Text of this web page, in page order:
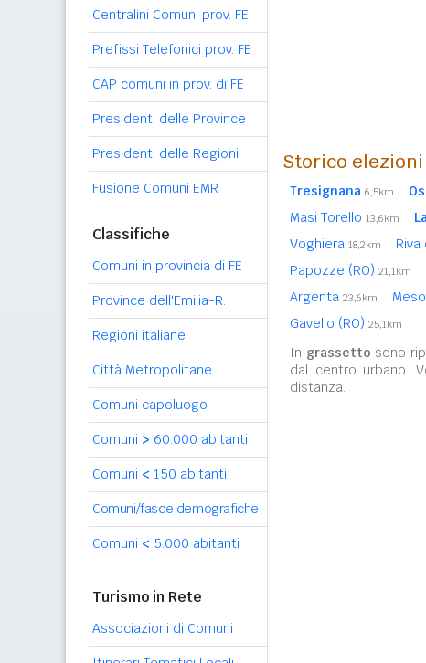
Centralini Comuni prov. FE
Prefissi Telefonici prov. FE
CAP comuni in prov. di FE
Presidenti delle Province
Presidenti delle Regioni
Fusione Comuni EMR
Classifiche
Comuni in provincia di FE
Province dell'Emilia-R.
Regioni italiane
Città Metropolitane
Comuni capoluogo
Comuni > 60.000 abitanti
Comuni < 150 abitanti
Comuni/fasce demografiche
Comuni < 5.000 abitanti
Turismo in Rete
Associazioni di Comuni
Storico
Tresignana 6,5km
Masi Torello 13,6km
Voghiera 18,2km Riva
Papozze (RO) 21,1km
Argenta 23,6km
Gavello (RO) 25,1km
In grassetto sono
dal centro urbano.
distanza.